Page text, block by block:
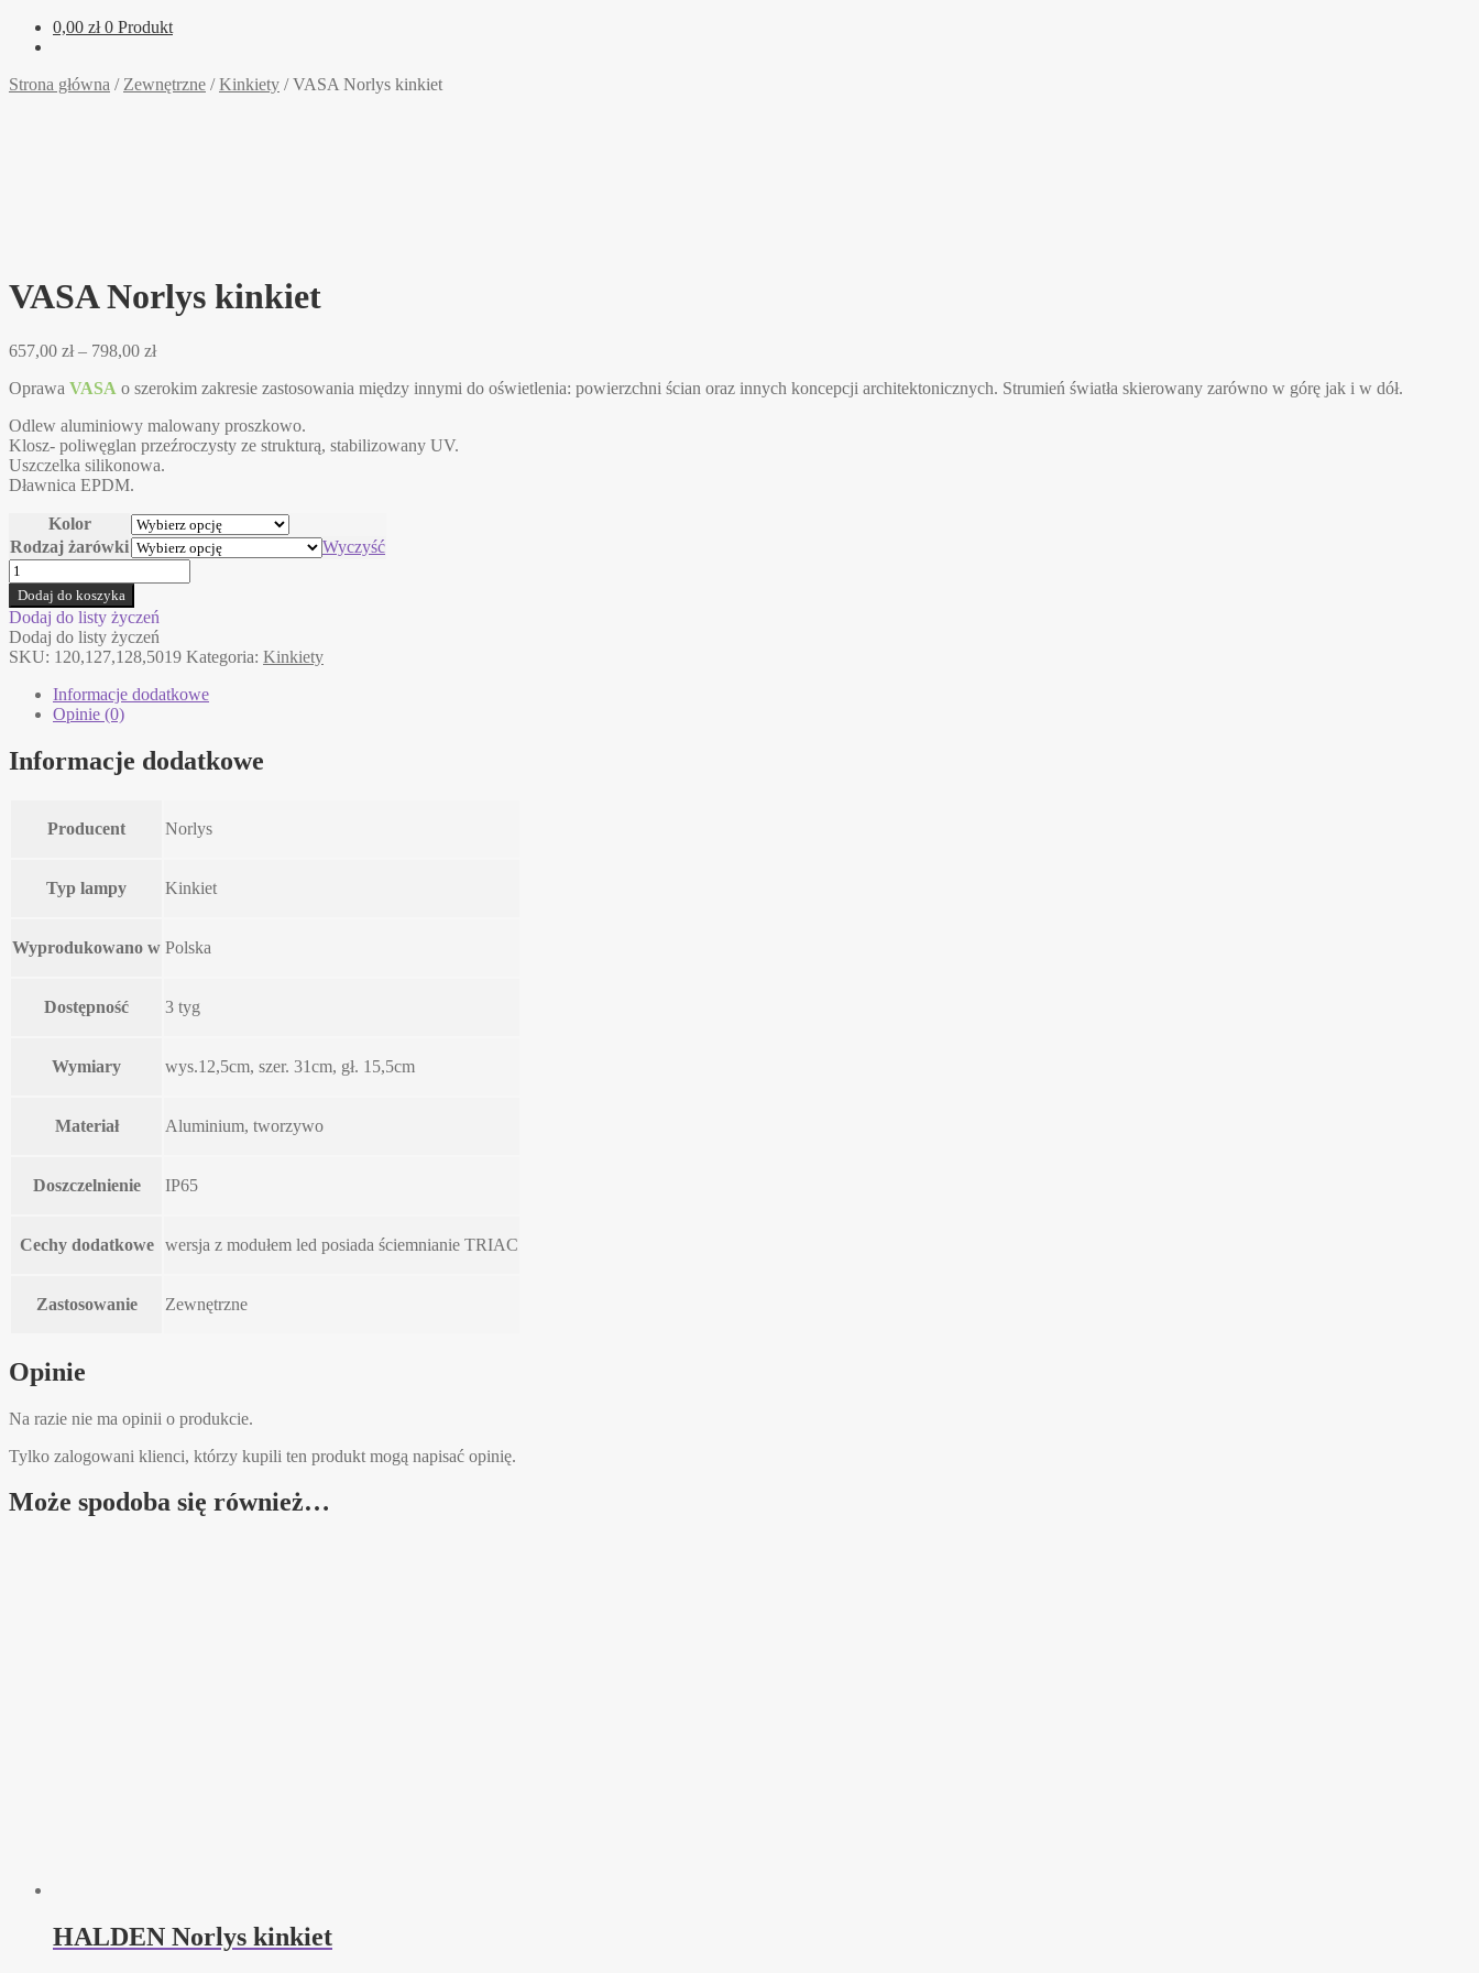
0,00 zł 0 Produkt
Strona główna / Zewnętrzne /Kinkiety /VASA Norlys kinkiet
VASA Norlys kinkiet
657,00 zł – 798,00 złZakres
od
do
798,00 zł
Oprawa VASA o szerokim zakresie zastosowania między innymi do oświetlenia: powierzchni ścian oraz innych koncepcji architektonicznych. Strumień światła skierowany zarówno w górę jak i w dół.
Odlew aluminiowy malowany proszkowo.
Klosz- poliwęglan przeźroczysty ze strukturą, stabilizowany UV.
Uszczelka silikonowa.
Dławnica EPDM.
Kolor
Rodzaj żarówki
Wyczyść
ilość
VASA
Norlys
kinkiet
Dodaj do koszyka
Dodaj do listy życzeń
Dodaj do listy życzeń
SKU: 120,127,128,5019 Kategoria: Kinkiety
Informacje dodatkowe
Opinie (0)
Informacje dodatkowe
Producent Norlys
Typ lampy Kinkiet
Wyprodukowano w Polska
Dostępność 3 tyg
Wymiary wys.12,5cm, szer. 31cm, gł. 15,5cm
Materiał Aluminium, tworzywo
Doszczelnienie IP65
Cechy dodatkowe wersja z modułem led posiada ściemnianie TRIAC
Zastosowanie Zewnętrzne
Opinie
Na razie nie ma opinii o produkcie.
Tylko zalogowani klienci, którzy kupili ten produkt mogą napisać opinię.
Może spodoba się również…
HALDEN Norlys kinkiet